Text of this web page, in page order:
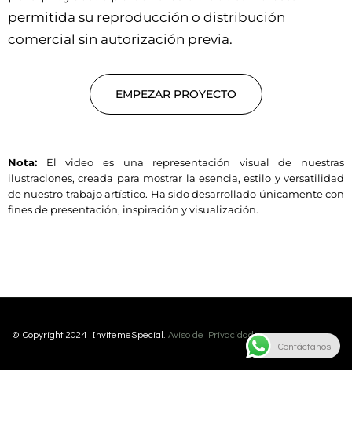
permitida su reproducción o distribución
comercial sin autorización previa.
EMPEZAR PROYECTO
Nota: El video es una representación visual de nuestras
ilustraciones, creada para mostrar la esencia, estilo y versatilidad
de nuestro trabajo artístico. Ha sido desarrollado únicamente con
fines de presentación, inspiración y visualización.
© Copyright 2024 InvitemeSpecial. Aviso de Privacidad.
Contáctanos